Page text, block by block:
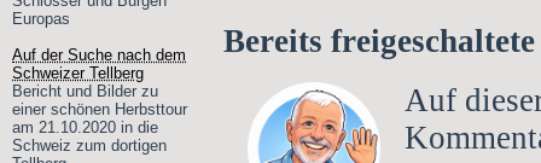
Europas
Auf der Suche nach dem
Schweizer Tellberg
Bericht und Bilder zu
einer schönen Herbsttour
am 21.10.2020 in die
Schweiz zum dortigen
Bereits
Auf